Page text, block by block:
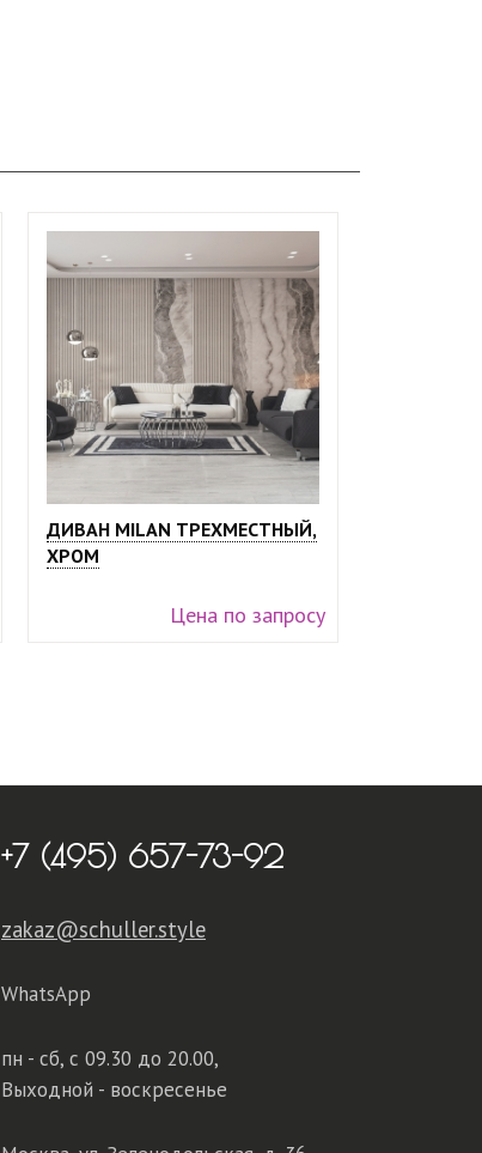
ДИВАН MILAN ТРЕХМЕСТНЫЙ,
ХРОМ
Цена по запросу
+7 (495) 657-73-92
zakaz@schuller.style
WhatsApp
пн - сб, с 09.30 до 20.00,
Выходной - воскресенье